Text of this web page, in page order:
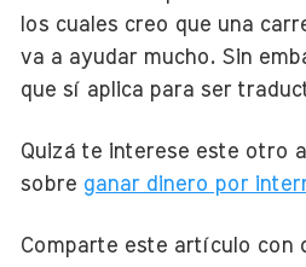
los cuales creo que una
va a ayudar mucho. Sin
que sí aplica para ser
Quizá te interese este otro
sobre ganar dinero por
Comparte este artículo con